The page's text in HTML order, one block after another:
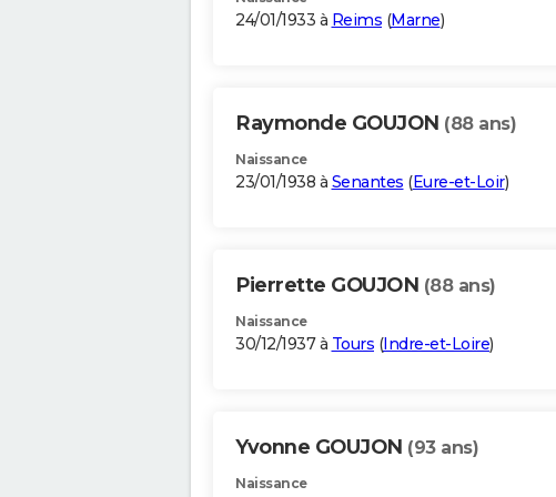
24/01/1933 à Reims (Marne)
Raymonde GOUJON (88 ans)
Naissance
23/01/1938 à Senantes (Eure-et-Loir)
Pierrette GOUJON (88 ans)
Naissance
30/12/1937 à Tours (Indre-et-Loire)
Yvonne GOUJON (93 ans)
Naissance